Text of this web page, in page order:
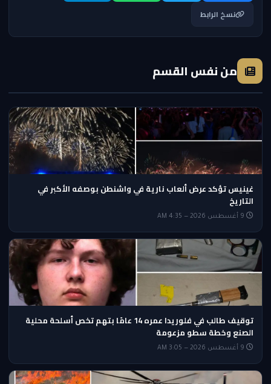
نسخ الرابط
من نفس القسم
غينيس تؤكد عرض ألعاب نارية في واشنطن بوصفه الأكبر في
التاريخ
توقيف طالب في فلوريدا عمره 14 عامًا بتهم تخص أسلحة محلية
الصنع وخطة سطو مزعومة